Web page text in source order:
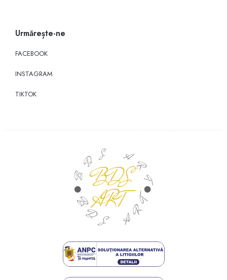
Urmărește-ne
FACEBOOK
INSTAGRAM
TIKTOK